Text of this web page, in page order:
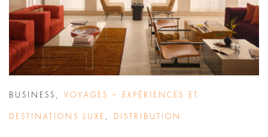
BUSINESS VOYAGES – EXPÉRIENCES ET
DESTINATIONS LUXE DISTRIBUTION